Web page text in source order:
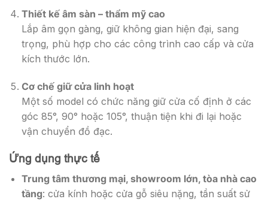
Thiết kế âm sàn – thẩm mỹ cao
Lắp âm gọn gàng, giữ không gian hiện đại, sang
trọng, phù hợp cho các công trình cao cấp và cửa
kích thước lớn.
Cơ chế giữ cửa linh hoạt
Một số model có chức năng giữ cửa cố định ở các
góc 85°, 90° hoặc 105°, thuận tiện khi đi lại hoặc
vận chuyển đồ đạc.
Ứng dụng thực tế
Trung tâm thương mại, showroom lớn, tòa nhà cao
tầng: cửa kính hoặc cửa gỗ siêu nặng, tần suất sử